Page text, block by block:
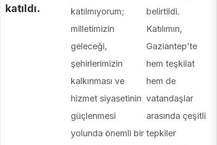
katıldı.
katılmıyorum;
milletimizin
geleceği,
şehirlerimizin
kalkınması ve
hizmet siyasetinin
güçlenmesi
yolunda önemli bir
belirtildi.
Katılımın,
Gaziantep’te
hem teşkilat
hem de
vatandaşlar
arasında çeşitli
tepkiler